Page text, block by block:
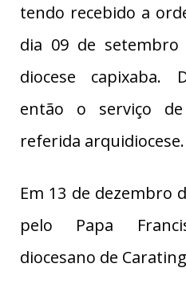
tendo recebido a
dia 09 de
diocese capixaba.
então o serviço
referida arquidiocese.
Em 13 de dezembro
pelo Papa
diocesano de